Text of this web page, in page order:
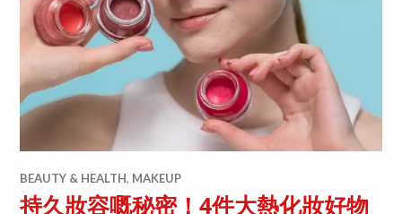
BEAUTY & HEALTH, MAKEUP
持久妝容嘅秘密！4件大熱化妝好物